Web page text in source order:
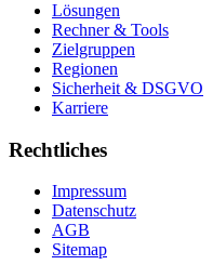
Lösungen
Rechner & Tools
Zielgruppen
Regionen
Sicherheit & DSGVO
Karriere
Rechtliches
Impressum
Datenschutz
AGB
Sitemap